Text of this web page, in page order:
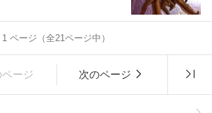
1ページ（全21ページ中）
ージ 次のページ